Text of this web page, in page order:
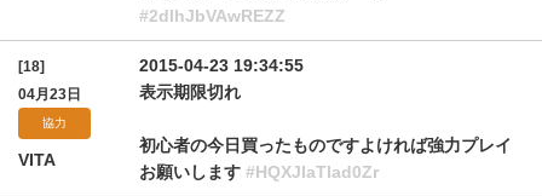
#2dlhJbVAwREZZ
[18]
04月23日
協力
VITA
2015-04-23 19:34:55
表示期限切れ
初心者の今日買ったものですよければ強力プレイ
お願いします #HQXJIaTlad0Zr